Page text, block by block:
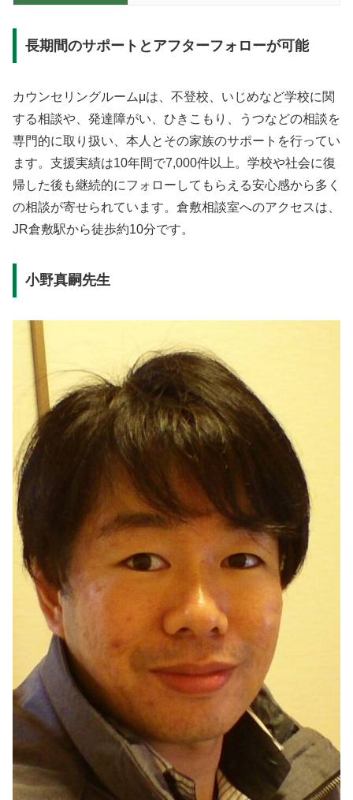
長期間のサポートとアフターフォローが可能
カウンセリングルームμは、不登校、いじめなど学校に関
する相談や、発達障がい、ひきこもり、うつなどの相談を
専門的に取り扱い、本人とその家族のサポートを行ってい
ます。支援実績は10年間で7,000件以上。学校や社会に復
帰した後も継続的にフォローしてもらえる安心感から多く
の相談が寄せられています。倉敷相談室へのアクセスは、
JR倉敷駅から徒歩約10分です。
小野真嗣先生